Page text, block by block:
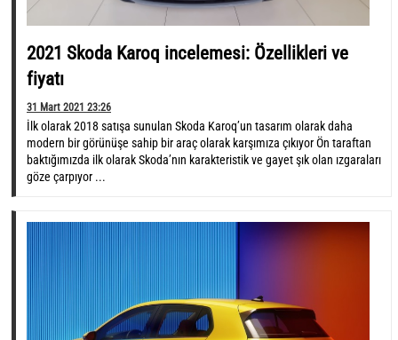
2021 Skoda Karoq incelemesi: Özellikleri ve
fiyatı
31 Mart 2021 23:26
İlk olarak 2018 satışa sunulan Skoda Karoq’un tasarım olarak daha
modern bir görünüşe sahip bir araç olarak karşımıza çıkıyor Ön taraftan
baktığımızda ilk olarak Skoda’nın karakteristik ve gayet şık olan ızgaraları
göze çarpıyor ...